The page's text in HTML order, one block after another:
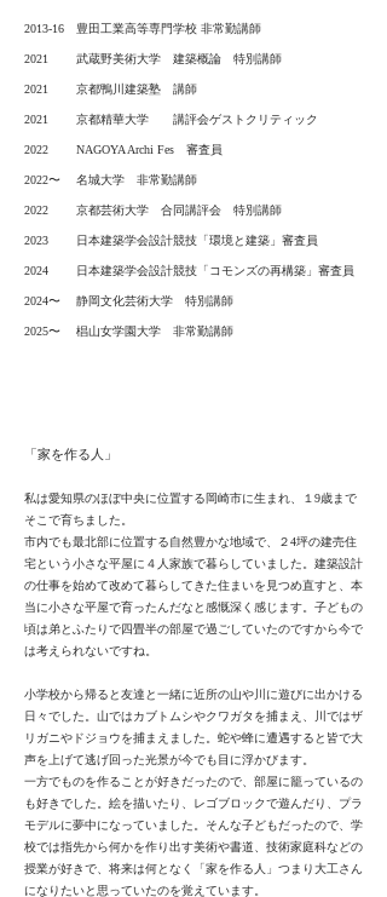
2013-16 豊田工業高等専門学校 非常勤講師
2021 武蔵野美術大学 建築概論 特別講師
2021 京都鴨川建築塾 講師
2021 京都精華大学 講評会ゲストクリティック
2022 NAGOYA Archi Fes 審査員
2022〜 名城大学 非常勤講師
2022 京都芸術大学 合同講評会 特別講師
2023 日本建築学会設計競技「環境と建築」審査員
2024 日本建築学会設計競技「コモンズの再構築」審査員
2024〜 静岡文化芸術大学 特別講師
2025〜 椙山女学園大学 非常勤講師
「家を作る人」
私は愛知県のほぼ中央に位置する岡崎市に生まれ、１9歳まで
そこで育ちました。
市内でも最北部に位置する自然豊かな地域で、２4坪の建売住
宅という小さな平屋に４人家族で暮らしていました。建築設計
の仕事を始めて改めて暮らしてきた住まいを見つめ直すと、本
当に小さな平屋で育ったんだなと感慨深く感じます。子どもの
頃は弟とふたりで四畳半の部屋で過ごしていたのですから今で
は考えられないですね。
小学校から帰ると友達と一緒に近所の山や川に遊びに出かける
日々でした。山ではカブトムシやクワガタを捕まえ、川ではザ
リガニやドジョウを捕まえました。蛇や蜂に遭遇すると皆で大
声を上げて逃げ回った光景が今でも目に浮かびます。
一方でものを作ることが好きだったので、部屋に籠っているの
も好きでした。絵を描いたり、レゴブロックで遊んだり、プラ
モデルに夢中になっていました。そんな子どもだったので、学
校では指先から何かを作り出す美術や書道、技術家庭科などの
授業が好きで、将来は何となく「家を作る人」つまり大工さん
になりたいと思っていたのを覚えています。